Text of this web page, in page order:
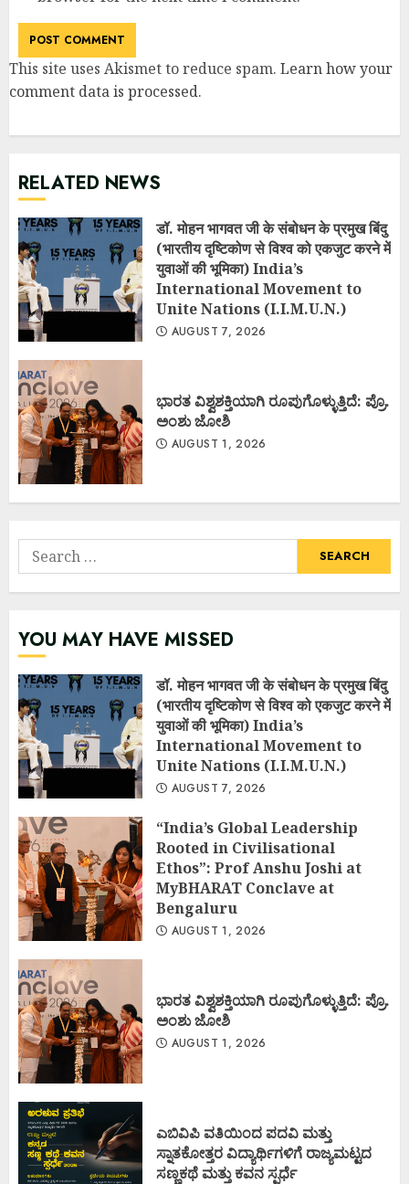
This site uses Akismet to reduce spam. Learn how your
comment data is processed.
RELATED NEWS
डॉ. मोहन भागवत जी के संबोधन के प्रमुख बिंदु
(भारतीय दृष्टिकोण से विश्व को एकजुट करने में
युवाओं की भूमिका) India’s
International Movement to
Unite Nations (I.I.M.U.N.)
AUGUST 7, 2026
ಭಾರತ ವಿಶ್ವಶಕ್ತಿಯಾಗಿ ರೂಪುಗೊಳ್ಳುತ್ತಿದೆ: ಪ್ರೊ.
ಅಂಶು ಜೋಶಿ
AUGUST 1, 2026
Search
for:
YOU MAY HAVE MISSED
डॉ. मोहन भागवत जी के संबोधन के प्रमुख बिंदु
(भारतीय दृष्टिकोण से विश्व को एकजुट करने में
युवाओं की भूमिका) India’s
International Movement to
Unite Nations (I.I.M.U.N.)
AUGUST 7, 2026
“India’s Global Leadership
Rooted in Civilisational
Ethos”: Prof Anshu Joshi at
MyBHARAT Conclave at
Bengaluru
AUGUST 1, 2026
ಭಾರತ ವಿಶ್ವಶಕ್ತಿಯಾಗಿ ರೂಪುಗೊಳ್ಳುತ್ತಿದೆ: ಪ್ರೊ.
ಅಂಶು ಜೋಶಿ
AUGUST 1, 2026
ಎಬಿವಿಪಿ ವತಿಯಿಂದ ಪದವಿ ಮತ್ತು
ಸ್ನಾತಕೋತ್ತರ ವಿದ್ಯಾರ್ಥಿಗಳಿಗೆ ರಾಜ್ಯಮಟ್ಟದ
ಸಣ್ಣಕಥೆ ಮತ್ತು ಕವನ ಸ್ಪರ್ಧೆ